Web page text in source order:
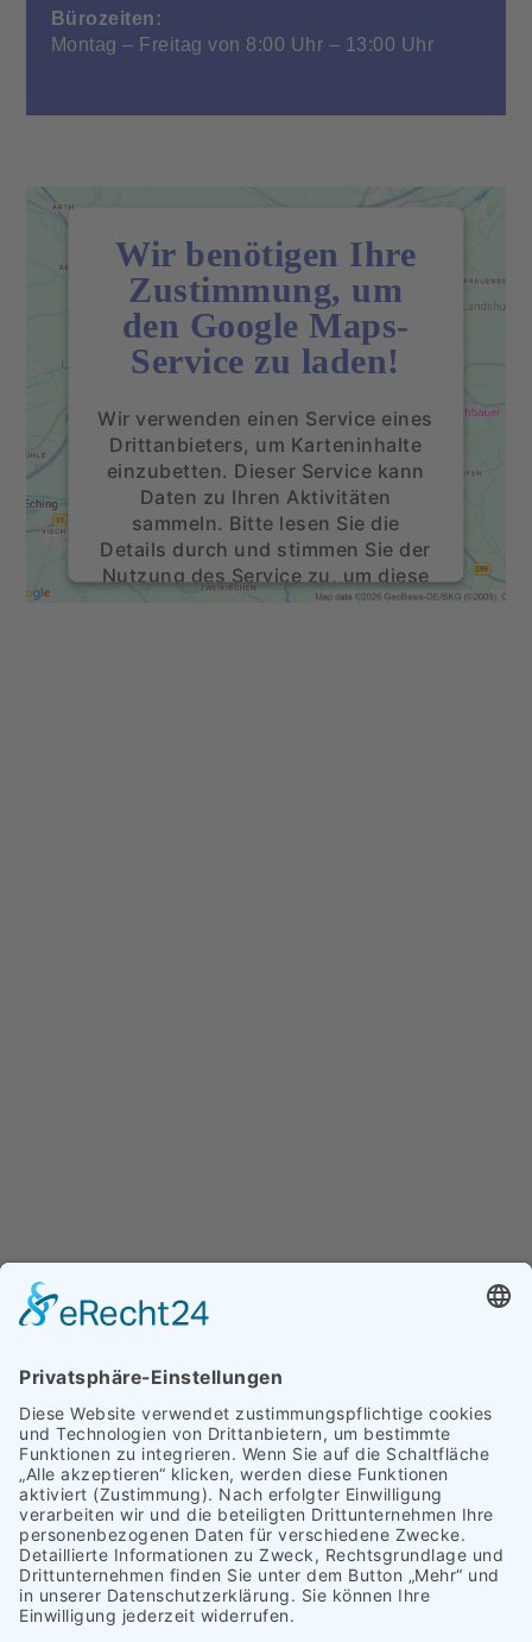
Bürozeiten:
Montag – Freitag von 8:00 Uhr – 13:00 Uhr
Wir benötigen Ihre
Zustimmung, um
den Google Maps-
Service zu laden!
Wir verwenden einen Service eines
Drittanbieters, um Karteninhalte
einzubetten. Dieser Service kann
Daten zu Ihren Aktivitäten
sammeln. Bitte lesen Sie die
Details durch und stimmen Sie der
Nutzung des Service zu, um diese
Karte anzuzeigen.
Ich habe dieDatenschutzerklärung
Kenntnis genommen. Ich stimme zu, dass meine
KONTAKT & ANFAHRT